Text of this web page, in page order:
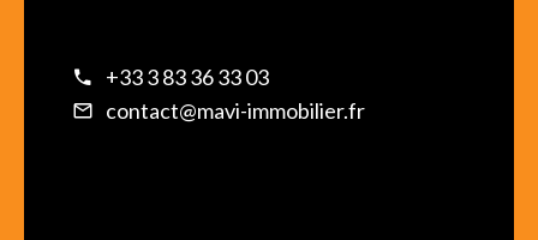
+33 3 83 36 33 03
contact@mavi-immobilier.fr